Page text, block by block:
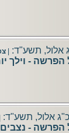
אלול, תשע"ד: |
הפרשה - וילך
כ"ג אלול, תשע"ד:
הפרשה - נצבים